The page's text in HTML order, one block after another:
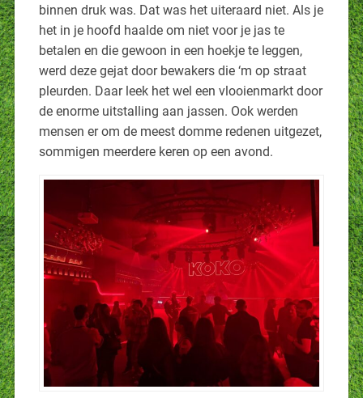
binnen druk was. Dat was het uiteraard niet. Als je
het in je hoofd haalde om niet voor je jas te
betalen en die gewoon in een hoekje te leggen,
werd deze gejat door bewakers die ‘m op straat
pleurden. Daar leek het wel een vlooienmarkt door
de enorme uitstalling aan jassen. Ook werden
mensen er om de meest domme redenen uitgezet,
sommigen meerdere keren op een avond.